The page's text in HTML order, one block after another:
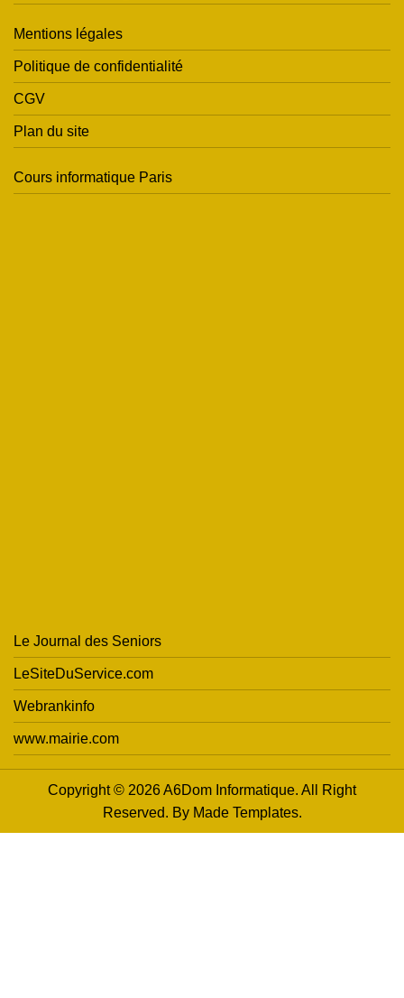
Mentions légales
Politique de confidentialité
CGV
Plan du site
Cours informatique Paris
Le Journal des Seniors
LeSiteDuService.com
Webrankinfo
www.mairie.com
Copyright © 2026 A6Dom Informatique. All Right
Reserved. By Made Templates.